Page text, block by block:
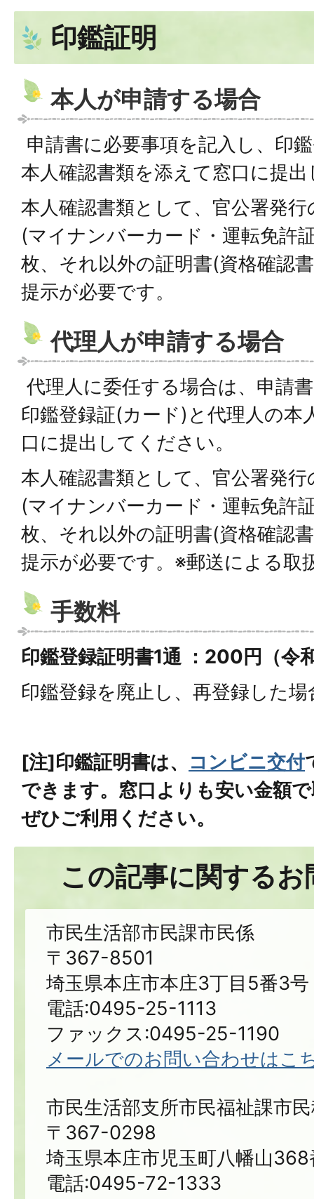
印鑑証明
本人が申請する場合
申請書に必要事項を記入し、印
本人確認書類を添えて窓口に提
本人確認書類として、官公署発行
(マイナンバーカード・運転免許
枚、それ以外の証明書(資格確認
提示が必要です。
代理人が申請する場合
代理人に委任する場合は、申請
印鑑登録証(カード)と代理人の本
口に提出してください。
本人確認書類として、官公署発行
(マイナンバーカード・運転免許
枚、それ以外の証明書(資格確認
提示が必要です。※郵送による取
手数料
印鑑登録証明書1通 ：200円（令
印鑑登録を廃止し、再登録した
[注]印鑑証明書は、 コンビニ交付
できます。 窓口よりも安い金額
ぜひご利用ください。
この記事に関する
市民生活部市民課市民係
〒367-8501
埼玉県本庄市本庄3丁目5番3号
電話:0495-25-1113
ファックス:0495-25-1190
メールでのお問い合わせはこ
市民生活部支所市民福祉課市
〒367-0298
埼玉県本庄市児玉町八幡山368
電話:0495-72-1333